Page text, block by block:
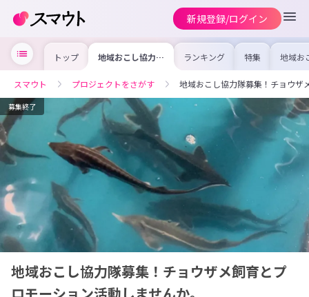
新規登録/ログイン
トップ 地域おこし協力隊
募集！チョウザメ
ョン活動しません
か。
ランキング 特集 地域お
の求
を集め
事内容
を比較
合った
けよう
スマウト プロジェクトをさがす 地域おこし協力隊募集！チョウザ
募集終了
地域おこし協力隊募集！チョウザメ飼育とプ